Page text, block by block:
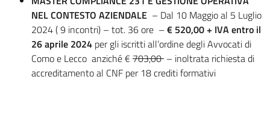
NEL CONTESTO AZIENDALE – Dal 10 Maggio al 5 Luglio
2024 ( 9 incontri) – tot. 36 ore – € 520,00 + IVA entro il
26 aprile 2024 per gli iscritti all’ordine degli Avvocati di
Como e Lecco anziché €703,00 – inoltrata richiesta di
accreditamento al CNF per 18 crediti formativi